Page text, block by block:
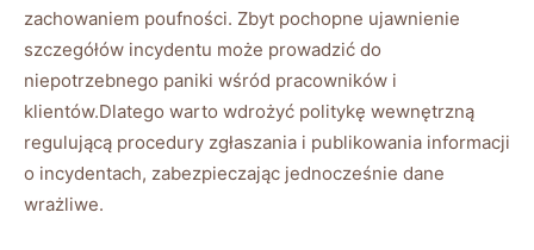
⁣zachowaniem poufności. Zbyt pochopne ujawnienie
szczegółów incydentu może prowadzić do ​
niepotrzebnego paniki wśród⁣ pracowników i
klientów.Dlatego warto wdrożyć politykę wewnętrzną
regulującą procedury zgłaszania i publikowania informacji
o⁤ incydentach, zabezpieczając⁤ jednocześnie dane
wrażliwe.